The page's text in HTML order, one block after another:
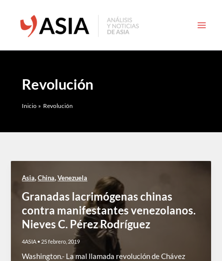
contenido
Revolución
Inicio Revolución
Asia,China,Venezuela
Granadas lacrimógenas chinas
contra manifestantes venezolanos.
Nieves C. Pérez Rodríguez
4ASIA • 25 febrero, 2019
Washington.- La mal llamada revolución de Chávez